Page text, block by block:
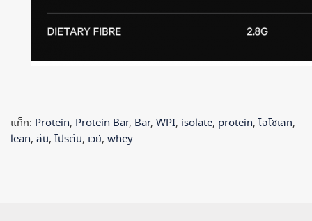
แท็ก: Protein, Protein Bar, Bar, WPI, isolate, protein, ไอโซเลท,
lean, ลีน, โปรตีน, เวย์, whey